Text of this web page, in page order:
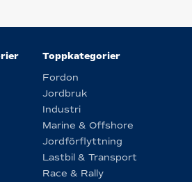
Toppkategorier
Fordon
Jordbruk
Industri
Marine & Offshore
Jordförflyttning
Lastbil & Transport
Race & Rally